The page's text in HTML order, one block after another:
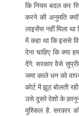
कि नियम बदल कर
करने की अनुमति
लाइसेंस नहीं मिला
में कहा था कि इससे
देना चाहिए कि
देंगे. सरकार वैसे
जमा काले धन को
कोर्ट में झूठ बोलती
उसे दूसरे देशों के
मुश्किल है. सरकार